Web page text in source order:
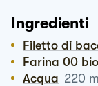
Ingredienti
Filetto di
Farina 00
Acqua 220